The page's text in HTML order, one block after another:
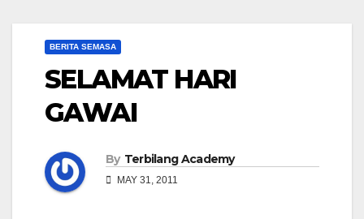
BERITA SEMASA
SELAMAT HARI
GAWAI
By Terbilang Academy
MAY 31, 2011